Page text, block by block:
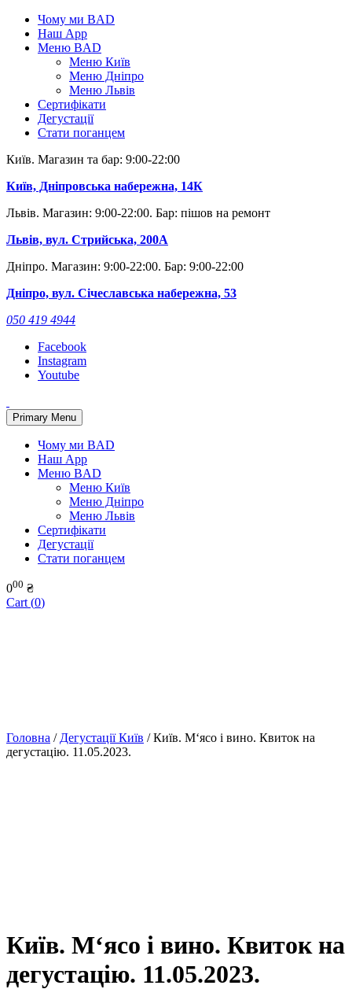
Skip
content
Чому ми BAD
Наш App
Меню BAD
Меню Київ
Меню Дніпро
Меню Львів
Сертифікати
Дегустації
Стати поганцем
Київ. Магазин та бар: 9:00-22:00
Київ, Дніпровська набережна, 14К
Львів. Магазин: 9:00-22:00. Бар: пішов на ремонт
Львів, вул. Стрийська, 200А
Дніпро. Магазин: 9:00-22:00. Бар: 9:00-22:00
Дніпро, вул. Січеславська набережна, 53
050 419 4944
Facebook
Instagram
Youtube
Primary Menu
Чому ми BAD
Наш App
Меню BAD
Меню Київ
Меню Дніпро
Меню Львів
Сертифікати
Дегустації
Стати поганцем
000 ₴
Cart (0)
Головна / Дегустації Київ /Київ. М‘ясо і вино. Квиток на
дегустацію. 11.05.2023.
Київ. М‘ясо і вино. Квиток на
дегустацію. 11.05.2023.